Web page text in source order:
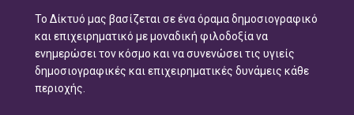
Το Δίκτυό μας βασίζεται σε ένα όραμα δημοσιογραφικό
και επιχειρηματικό με μοναδική φιλοδοξία να
ενημερώσει τον κόσμο και να συνενώσει τις υγιείς
δημοσιογραφικές και επιχειρηματικές δυνάμεις κάθε
περιοχής.